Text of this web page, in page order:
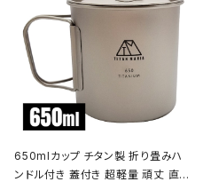
650mlカップ チタン製 折り畳みハ
ンドル付き 蓋付き 超軽量 頑丈 直火